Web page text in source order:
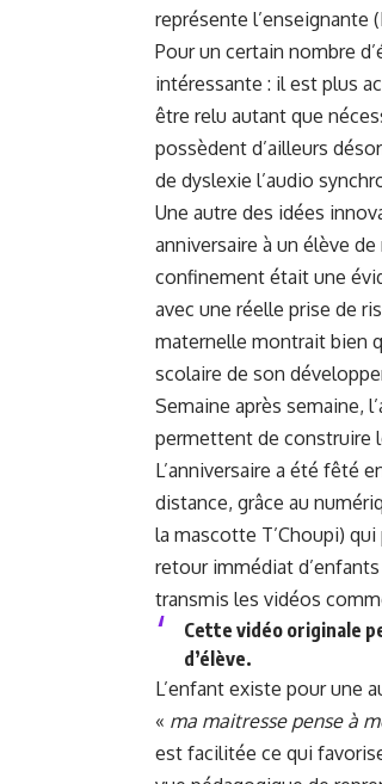
représente l’enseignante
Pour un certain nombre
intéressante : il est plus
être relu autant que
possèdent d’ailleurs
de dyslexie l’audio
Une autre des idées
anniversaire à un élève
confinement était une
avec une réelle prise de
maternelle montrait bien
scolaire de son
Semaine après semaine,
permettent de construire
L’anniversaire a été fêté
distance, grâce au
la mascotte T’Choupi)
retour immédiat
transmis les vidéos
Cette vidéo originale
d’élève.
L’enfant existe pour une
« ma maitresse pense à
est facilitée ce qui